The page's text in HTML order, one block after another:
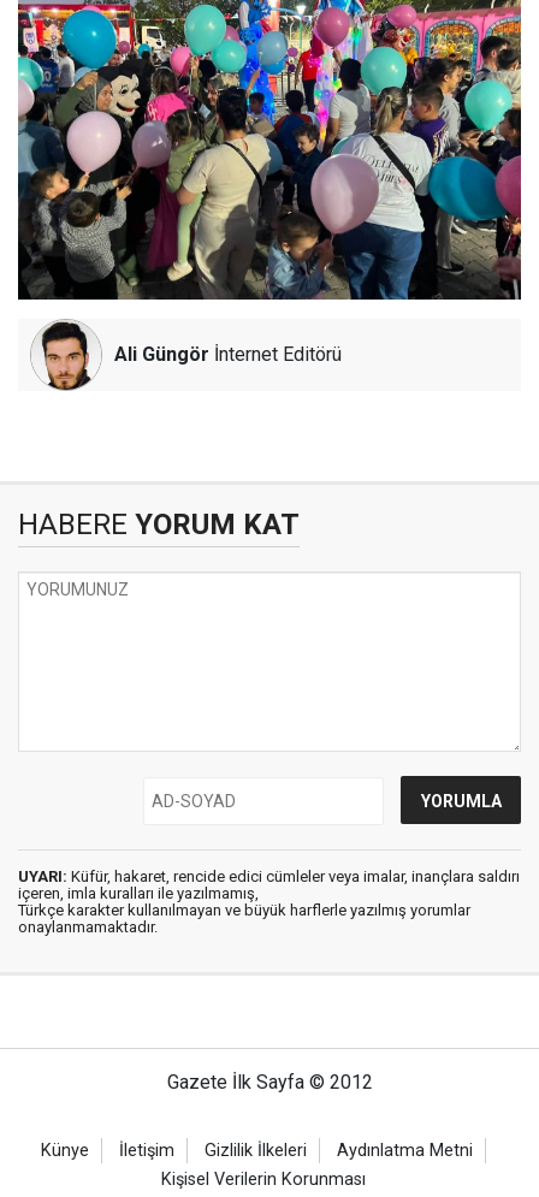
Ali Güngör İnternet Editörü
HABERE YORUM KAT
UYARI: Küfür, hakaret, rencide edici cümleler veya imalar, inançlara saldırı
içeren, imla kuralları ile yazılmamış,
Türkçe karakter kullanılmayan ve büyük harflerle yazılmış yorumlar
onaylanmamaktadır.
Gazete İlk Sayfa © 2012
Künye İletişim Gizlilik İlkeleri
Aydınlatma Metni
Kişisel Verilerin Korunması